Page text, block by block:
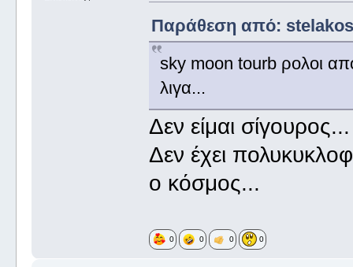
Παράθεση από: stelakos
sky moon tourb ρολοι
λιγα...
Δεν είμαι σίγουρος...
Δεν έχει
ο κόσμος...
0 0 0 0